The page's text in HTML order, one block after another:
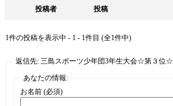
投稿者 投稿
1件の投稿を表示中 - 1 - 1件目 (全1件中)
返信先: 三島スポーツ少年団3年生大会☆第３位☆
あなたの情報:
お名前 (必須)